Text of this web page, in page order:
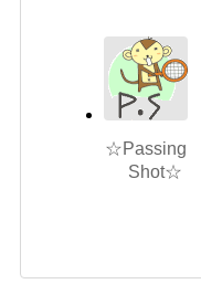
☆Passing
Shot☆